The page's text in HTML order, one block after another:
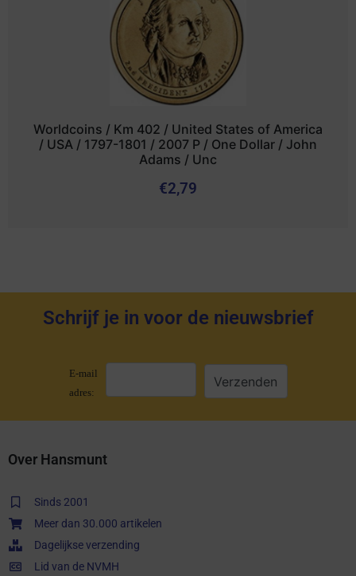
Worldcoins / Km 402 / United States of America
/ USA / 1797-1801 / 2007 P / One Dollar / John
Adams / Unc
€2,79
Schrijf je in voor de nieuwsbrief
E-mail
adres:
Over Hansmunt
Sinds 2001
Meer dan 30.000 artikelen
Dagelijkse verzending
Lid van de NVMH